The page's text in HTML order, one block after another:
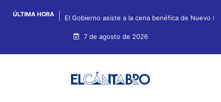
ÚLTIMA HORA El Gobierno asiste a la cena benéfica de Nuevo
7 de agosto de 2026